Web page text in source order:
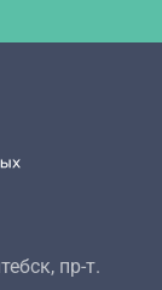
пр-т.